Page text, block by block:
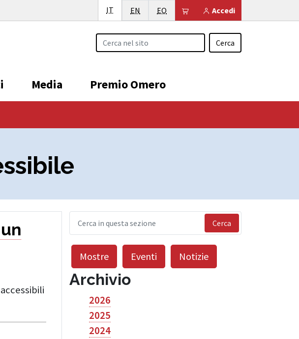
Accedi
Il tuo carrello è vuoto
IT Italiano
EN English
EO Esperanto
Cerca
Media Premio Omero
Cerca
Mostre Eventi Notizie
Archivio
2026
2025
2024